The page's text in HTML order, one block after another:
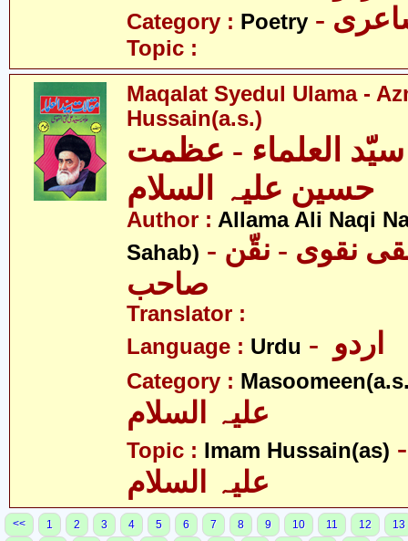
Category : Poetry
Topic :
Maqalat Syedul Ulama -
Hussain(a.s.)
سیّد العلماء - عظمت
Author : Allama Ali Naqi
Sahab) - علامہ علی نقی نقوی - نقّن
صاحب
Translator :
Language : Urdu
Category :
Topic : Imam Hussain(as)
علیہ السلام
<< 1 2 3 4 5 6 7 8 9 10 11 12
13